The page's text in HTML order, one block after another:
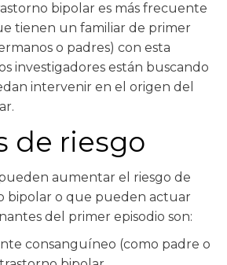
bipolar es más frecuente
tienen un familiar de primer
o padres) con esta
investigadores están buscando
intervenir en el origen del
de riesgo
aumentar el riesgo de
bipolar o que pueden actuar
del primer episodio son:
consanguíneo (como padre o